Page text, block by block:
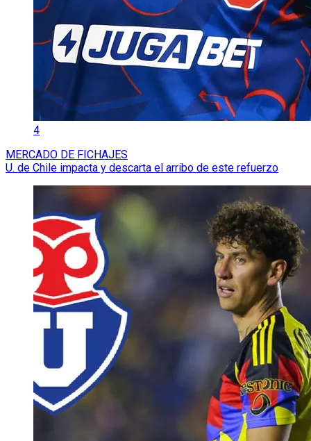
4
MERCADO DE FICHAJES
U. de Chile impacta y descarta el arribo de este refuerzo